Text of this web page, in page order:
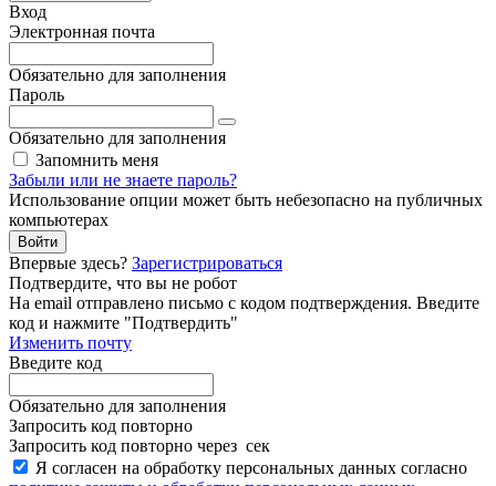
Вход
Электронная почта
Обязательно для заполнения
Пароль
Обязательно для заполнения
Запомнить меня
Забыли или не знаете пароль?
Использование опции может быть небезопасно на публичных
компьютерах
Войти
Впервые здесь? Зарегистрироваться
Подтвердите, что вы не робот
Ha email отправлено письмо с кодом подтверждения. Введите
код и нажмите "Подтвердить"
Изменить почту
Введите код
Обязательно для заполнения
Запросить код повторно
Запросить код повторно через сек
Я согласен на обработку персональных данных согласно